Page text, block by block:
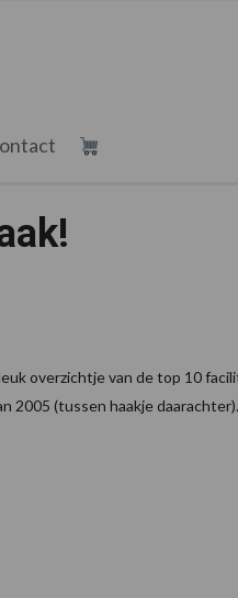
overzichtje van de top 10
2005 (tussen haakje daarachter).